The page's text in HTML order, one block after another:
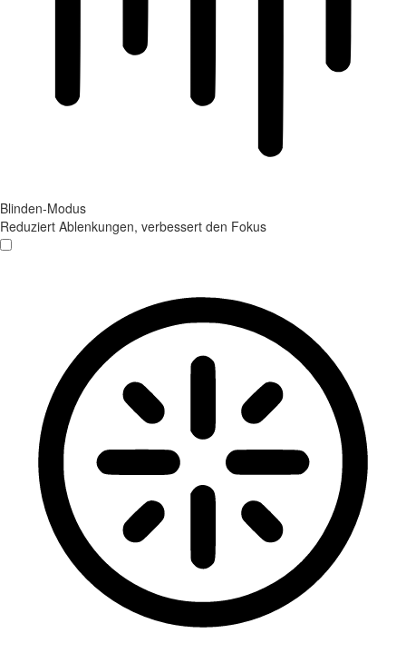
Blinden-Modus
Reduziert Ablenkungen, verbessert den Fokus